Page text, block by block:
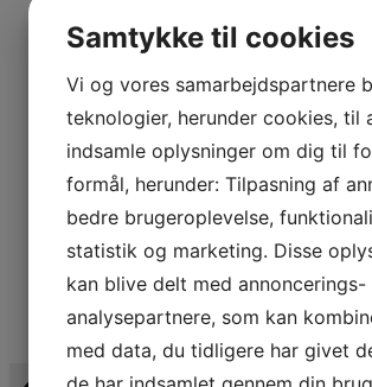
Samtykke til cookies
Vi og vores samarbejdspartnere
teknologier, herunder cookies, til
indsamle oplysninger om dig til
formål, herunder: Tilpasning af
bedre brugeroplevelse,
statistik og marketing. Disse
kan blive delt med annoncerings-
analysepartnere, som kan
med data, du tidligere har givet